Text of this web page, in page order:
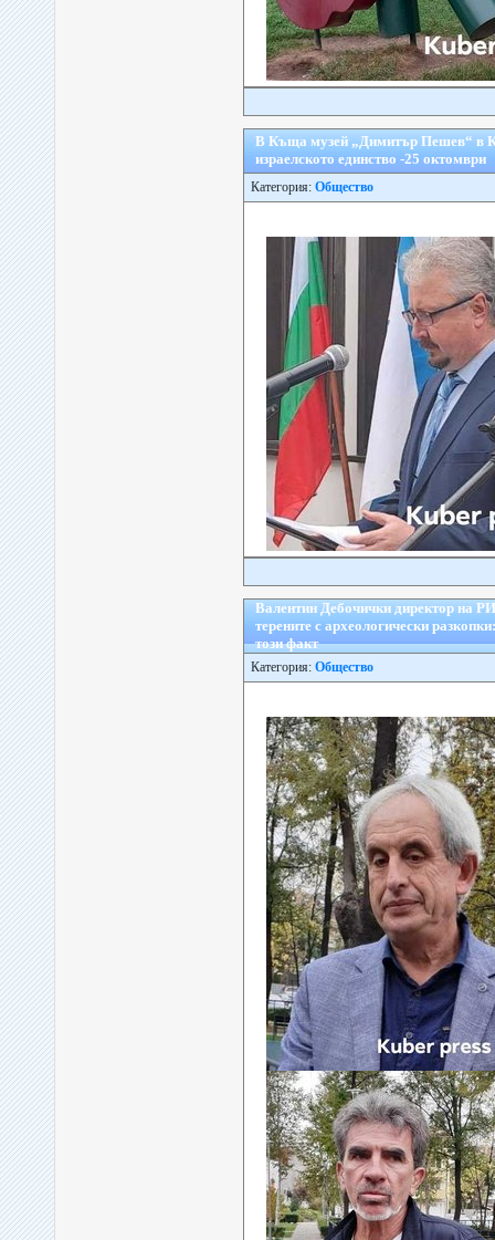
В Къща музей „Димитър Пешев“ в
израелското единство -25 октомври
Категория: Общество
Валентин Дебочички директор на
терените с археологически
този факт
Категория: Общество